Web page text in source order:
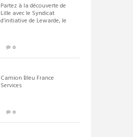
Partez à la découverte de
Lille avec le Syndicat
d’initiative de Lewarde, le
0
Camion Bleu France
Services
0